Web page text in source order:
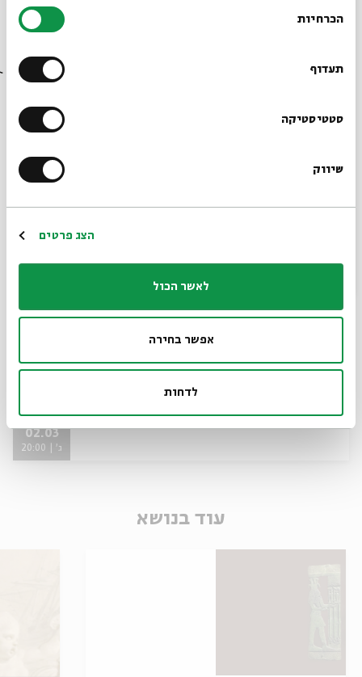
הסכמה
הכרחיות
תעדוף
סטטיסטיקה
שיווק
הצג פרטים
לאשר הכול
אפשר בחירה
לדחות
ג' | 20:00
מוסיקה בשני - סמנטרה
מוסיקה בשני - מרץ-אפריל
02.03
ג' | 20:00
עוד בנושא